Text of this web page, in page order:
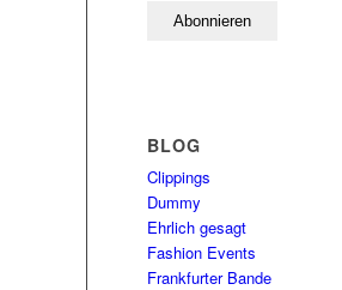
BLOG
Clippings
Dummy
Ehrlich gesagt
Fashion Events
Frankfurter Bande